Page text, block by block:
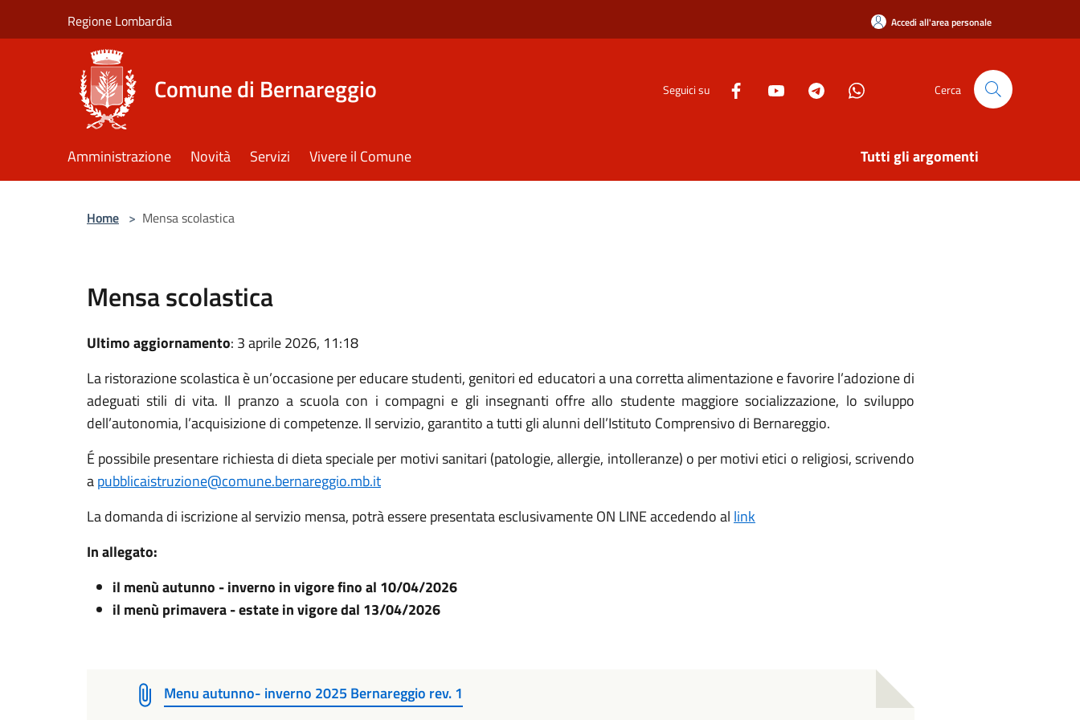
Regione Lombardia Accedi all'area personale
Comune di Bernareggio Seguici su Cerca
Amministrazione Novità Servizi Vivere il Comune Tutti gli argomenti
Home > Mensa scolastica
Mensa scolastica
Ultimo aggiornamento: 3 aprile 2026, 11:18
La ristorazione scolastica è un’occasione per educare studenti, genitori ed educatori a una corretta alimentazione e favorire l’adozione di
adeguati stili di vita. Il pranzo a scuola con i compagni e gli insegnanti offre allo studente maggiore socializzazione, lo sviluppo
dell’autonomia, l’acquisizione di competenze. Il servizio, garantito a tutti gli alunni dell’Istituto Comprensivo di Bernareggio.
É possibile presentare richiesta di dieta speciale per motivi sanitari (patologie, allergie, intolleranze) o per motivi etici o religiosi, scrivendo
apubblicaistruzione@comune.bernareggio.mb.it
La domanda di iscrizione al servizio mensa, potrà essere presentata esclusivamente ON LINE accedendo al link
In allegato:
il menù autunno - inverno in vigore fino al 10/04/2026
il menù primavera - estate in vigore dal 13/04/2026
Menu autunno- inverno 2025 Bernareggio rev. 1